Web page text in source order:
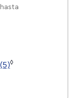
◊